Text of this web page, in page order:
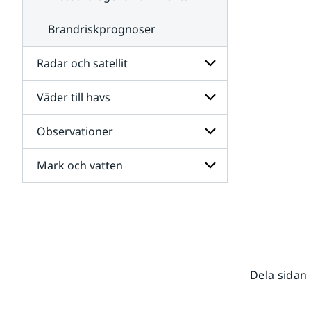
Brandriskprognoser
Radar och satellit
Undersidor
för
Radar
och
satellit
Väder till havs
Undersidor
för
Väder
till
havs
Observationer
Undersidor
för
Mark och vatten
Dela sidan